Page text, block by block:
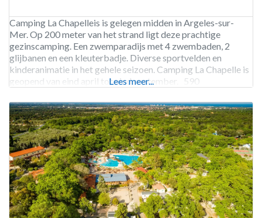
Camping La Chapelleis is gelegen midden in Argeles-sur-
Mer. Op 200 meter van het strand ligt deze prachtige
gezinscamping. Een zwemparadijs met 4 zwembaden, 2
glijbanen en een kleuterbadje. Diverse sportvelden en
kinderanimatie in het gehele seizoen. Camping La Chapelle is
geopend van eind april tot eind september. 590
safaritenten.
Lees meer...